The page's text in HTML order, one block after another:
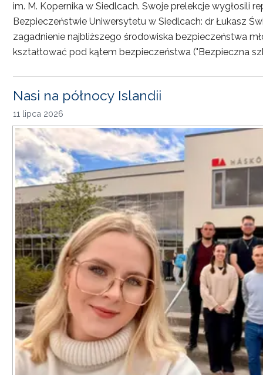
im. M. Kopernika w Siedlcach. Swoje prelekcje wygłosili
Bezpieczeństwie Uniwersytetu w Siedlcach: dr Łukasz
zagadnienie najbliższego środowiska bezpieczeństwa
kształtować pod kątem bezpieczeństwa ("Bezpieczna
Nasi na północy Islandii
11 lipca 2026